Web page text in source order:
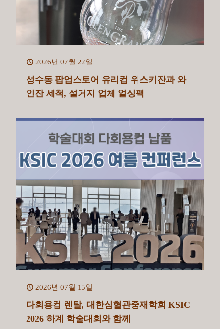
2026년 07월 22일
성수동 팝업스토어 유리컵 위스키잔과 와
인잔 세척, 설거지 업체 얼싱팩
2026년 07월 15일
다회용컵 렌탈, 대한심혈관중재학회 KSIC
2026 하계 학술대회와 함께